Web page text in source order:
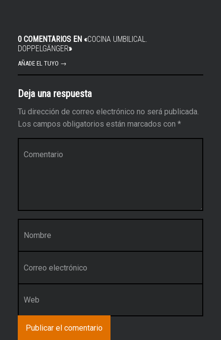
0 COMENTARIOS EN «COCINA UMBILICAL.
DOPPELGÄNGER»
AÑADE EL TUYO →
Deja una respuesta
Tu dirección de correo electrónico no será publicada.
Los campos obligatorios están marcados con *
Nombre
*
Web